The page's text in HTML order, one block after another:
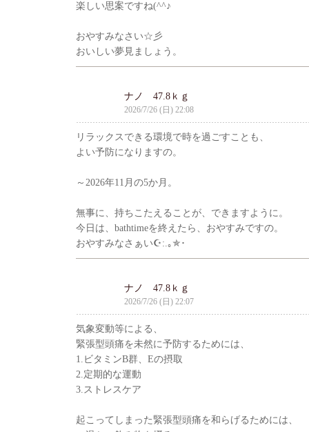
楽しい思案ですね(^^♪
おやすみなさい☆彡
おいしい夢見ましょう。
ナノ 47.8ｋｇ
2026/7/26 (日) 22:08
リラックスできる環境で時を過ごすことも、
よい予防になりますの。
～2026年11月の5か月。
無事に、持ちこたえることが、できますように。
今日は、bathtimeを終えたら、おやすみですの。
おやすみなさぁい☪:.｡✯･
ナノ 47.8ｋｇ
2026/7/26 (日) 22:07
気象変動等による、
緊張型頭痛を未然に予防するためには、
1.ビタミンB群、Eの摂取
2.定期的な運動
3.ストレスケア
起こってしまった緊張型頭痛を和らげるためには、